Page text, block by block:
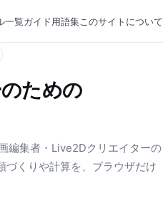
一覧ガイド用語集このサイトについて
ための
編集者・Live2Dクリエイターの
づくりや計算を、ブラウザだけ